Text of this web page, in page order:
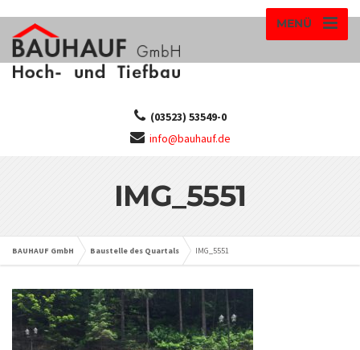
MENÜ
(03523) 53549-0
info@bauhauf.de
IMG_5551
BAUHAUF GmbH Baustelle des Quartals IMG_5551